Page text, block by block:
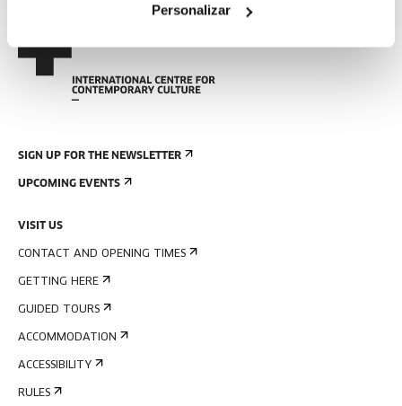
Personalizar
SIGN UP FOR THE NEWSLETTER
UPCOMING EVENTS
VISIT US
CONTACT AND OPENING TIMES
GETTING HERE
GUIDED TOURS
ACCOMMODATION
ACCESSIBILITY
RULES